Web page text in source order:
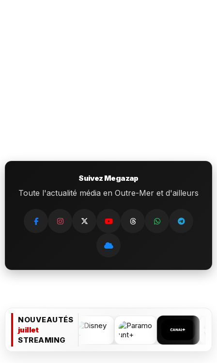
Suivez Megazap
Toute l'actualité média en Outre-Mer et d'ailleurs
NOUVEAUTÉS
juillet
STREAMING